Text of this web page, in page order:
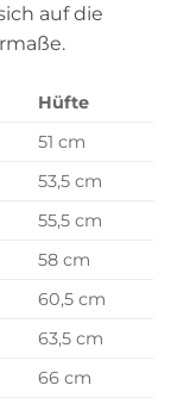
auf die
Hüfte
51 cm
53,5 cm
55,5 cm
58 cm
60,5 cm
63,5 cm
66 cm